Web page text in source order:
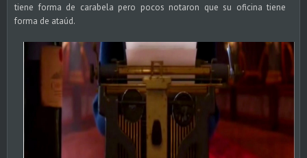
tiene forma de carabela pero pocos notaron que su oficina tiene
forma de ataúd.